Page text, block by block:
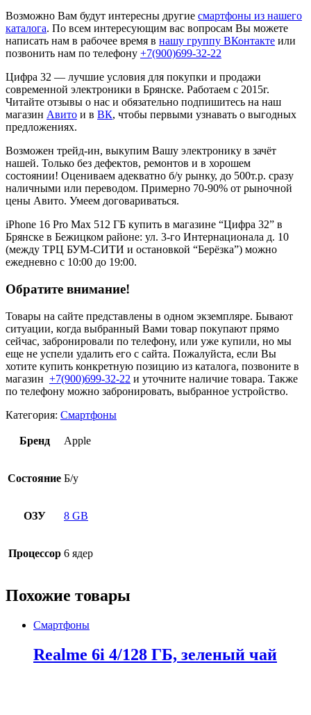
Возможно Вам будут интересны другие смартфоны из нашего
каталога. По всем интересующим вас вопросам Вы можете
написать нам в рабочее время в нашу группу ВКонтакте или
позвонить нам по телефону +7(900)699-32-22
Цифра 32 — лучшие условия для покупки и продажи
современной электроники в Брянске. Работаем с 2015г.
Читайте отзывы о нас и обязательно подпишитесь на наш
магазин Авито и в ВК, чтобы первыми узнавать о выгодных
предложениях.
Возможен трейд-ин, выкупим Вашу электронику в зачёт
нашей. Только без дефектов, ремонтов и в хорошем
состоянии! Оцениваем адекватно б/у рынку, до 500т.р. сразу
наличными или переводом. Примерно 70-90% от рыночной
цены Авито. Умеем договариваться.
iPhone 16 Pro Max 512 ГБ купить в магазине “Цифра 32” в
Брянске в Бежицком районе: ул. 3-го Интернационала д. 10
(между ТРЦ БУМ-СИТИ и остановкой “Берёзка”) можно
ежедневно с 10:00 до 19:00.
Обратите внимание!
Товары на сайте представлены в одном экземпляре. Бывают
ситуации, когда выбранный Вами товар покупают прямо
сейчас, забронировали по телефону, или уже купили, но мы
еще не успели удалить его с сайта. Пожалуйста, если Вы
хотите купить конкретную позицию из каталога, позвоните в
магазин +7(900)699-32-22 и уточните наличие товара. Также
по телефону можно забронировать, выбранное устройство.
Категория: Смартфоны
Бренд Apple
Состояние Б/у
ОЗУ 8 GB
Процессор 6 ядер
Похожие товары
Смартфоны
Realme 6i 4/128 ГБ, зеленый чай